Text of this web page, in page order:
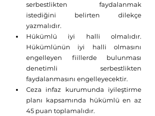
serbestlikten faydalanmak
istediğini belirten dilekçe
yazmalıdır.
Hükümlü iyi halli olmalıdır.
Hükümlünün iyi halli olmasını
engelleyen fiillerde bulunması
denetimli serbestlikten
faydalanmasını engelleyecektir.
Ceza infaz kurumunda iyileştirme
planı kapsamında hükümlü en az
45 puan toplamalıdır.